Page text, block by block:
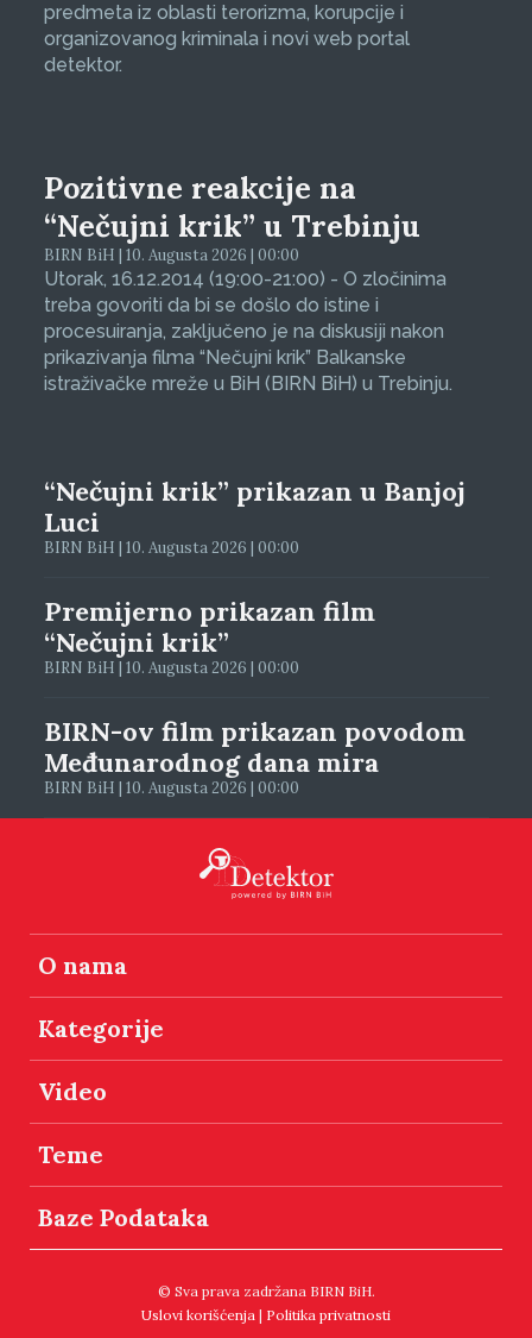
predmeta iz oblasti terorizma, korupcije i
organizovanog kriminala i novi web portal
detektor.
Pozitivne reakcije na
“Nečujni krik” u Trebinju
BIRN BiH | 10. Augusta 2026 | 00:00
Utorak, 16.12.2014 (19:00-21:00) - O zločinima
treba govoriti da bi se došlo do istine i
procesuiranja, zaključeno je na diskusiji nakon
prikazivanja filma “Nečujni krik” Balkanske
istraživačke mreže u BiH (BIRN BiH) u Trebinju.
“Nečujni krik” prikazan u Banjoj
Luci
BIRN BiH | 10. Augusta 2026 | 00:00
Premijerno prikazan film
“Nečujni krik”
BIRN BiH | 10. Augusta 2026 | 00:00
BIRN-ov film prikazan povodom
Međunarodnog dana mira
BIRN BiH | 10. Augusta 2026 | 00:00
O nama
Kategorije
Video
Teme
Baze Podataka
© Sva prava zadržana BIRN BiH.
Uslovi korišćenja | Politika privatnosti